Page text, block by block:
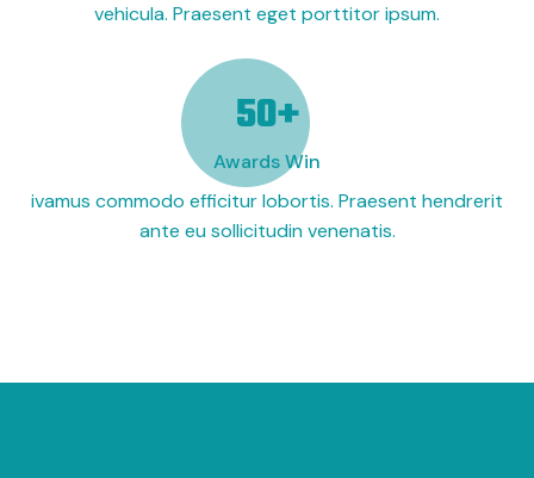
vehicula. Praesent eget porttitor ipsum.
63+
Awards Win
ivamus commodo efficitur lobortis. Praesent hendrerit
ante eu sollicitudin venenatis.